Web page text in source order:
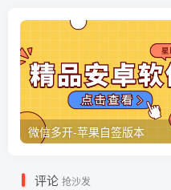
微信多开-苹果自签版本
评论 抢沙发